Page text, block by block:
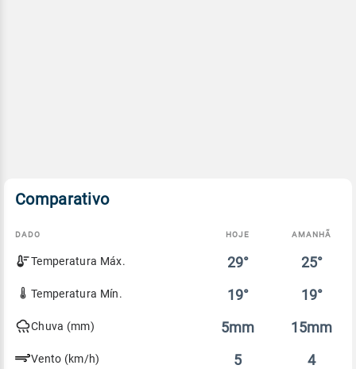
Comparativo
Comparativo
entre
previsão
hoje
DADO HOJE AMANHÃ
Temperatura Máx. 29° 25°
Temperatura Mín. 19° 19°
Chuva (mm) 5mm 15mm
Vento (km/h) 5 4